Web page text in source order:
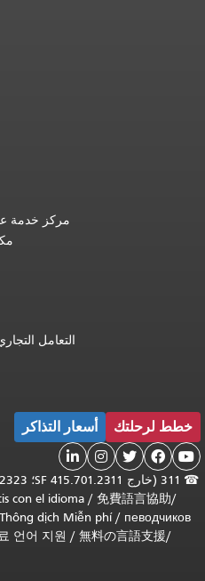
مركز خدمة
التعامل
خطط لرحلتك أسعار التذاكر





☎
/
免費語言協助
/
con el idioma
певодчиков
/
dịch Miễn phí
/
無料の言語支援
/
언어 지원